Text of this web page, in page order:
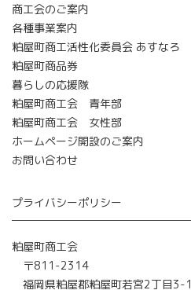
商工会のご案内
各種事業案内
粕屋町商工活性化委員会 あすなろ
粕屋町商品券
暮らしの応援隊
粕屋町商工会 青年部
粕屋町商工会 女性部
ホームページ開設のご案内
お問い合わせ
プライバシーポリシー
粕屋町商工会
〒811-2314
福岡県粕屋郡粕屋町若宮2丁目3-1